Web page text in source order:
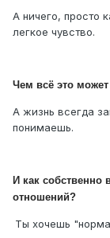
А ничего, просто
легкое чувство.
Чем всё это может
А жизнь всегда
понимаешь.
И как собственно
отношений?
Ты хочешь